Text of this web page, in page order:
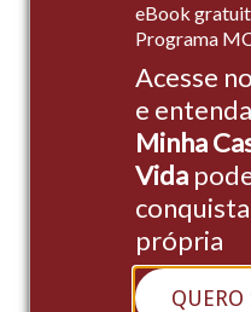
eBook
Programa
Acesse
e
Minha
Vida
conquista
própria
QUERO
Empreendimentos
Institucional